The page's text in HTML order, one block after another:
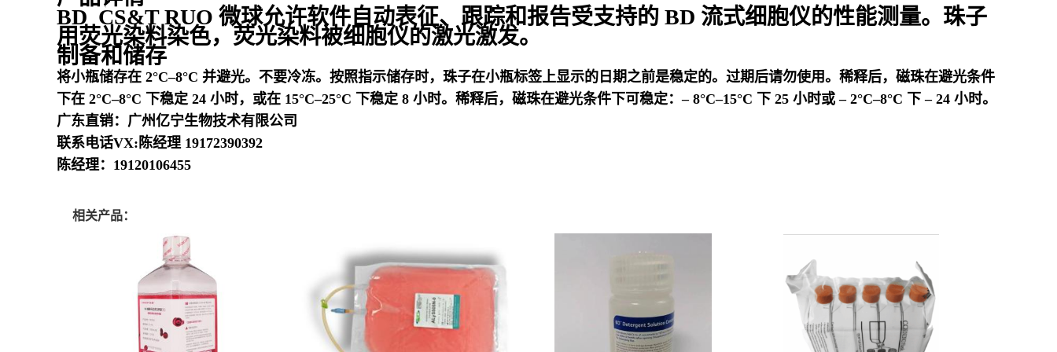
BD CS&T RUO 微球允许软件自动表征、跟踪和报告受支持的 BD 流式细胞仪的性能测量。珠子
用荧光染料染色，荧光染料被细胞仪的激光激发。
制备和储存
将小瓶储存在 2°C–8°C 并避光。不要冷冻。按照指示储存时，珠子在小瓶标签上显示的日期之前是稳定的。过期后请勿使用。稀释后，磁珠在避光条件
下在 2°C–8°C 下稳定 24 小时，或在 15°C–25°C 下稳定 8 小时。稀释后，磁珠在避光条件下可稳定：– 8°C–15°C 下 25 小时或 – 2°C–8°C 下 – 24 小时。
广东直销：广州亿宁生物技术有限公司
联系电话VX:陈经理 19172390392
陈经理：19120106455
相关产品：